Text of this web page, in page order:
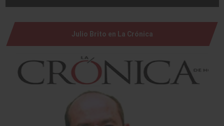
Julio Brito en La Crónica